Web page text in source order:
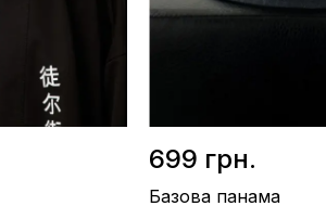
699 грн.
Базова панама